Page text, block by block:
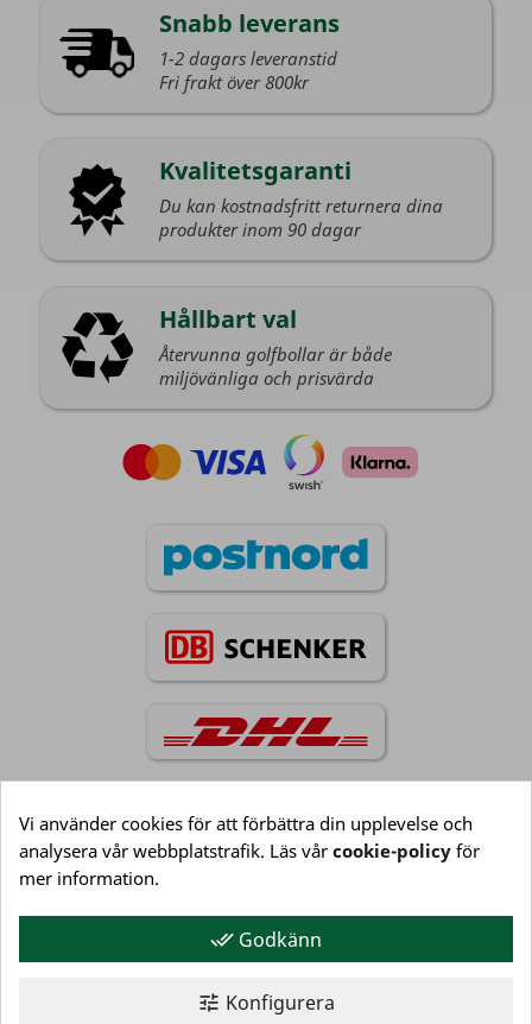
Snabb leverans
1-2 dagars leveranstid
Fri frakt över 800kr
Kvalitetsgaranti
Du kan kostnadsfritt returnera dina
produkter inom 90 dagar
Hållbart val
Återvunna golfbollar är både
miljövänliga och prisvärda
Information
Vi använder cookies för att förbättra din upplevelse och
analysera vår webbplatstrafik. Läs vår cookie-policy för
mer information.
done_all Godkänn
tune Konfigurera